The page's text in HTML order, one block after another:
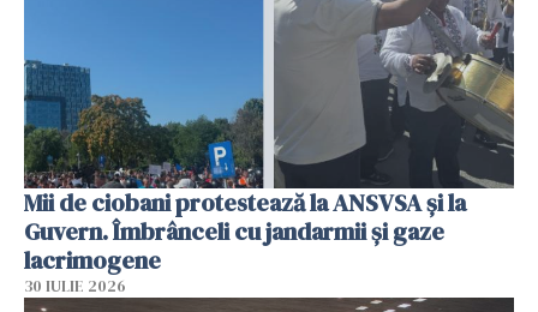
Mii de ciobani protestează la ANSVSA și la
Guvern. Îmbrânceli cu jandarmii și gaze
lacrimogene
30 IULIE 2026